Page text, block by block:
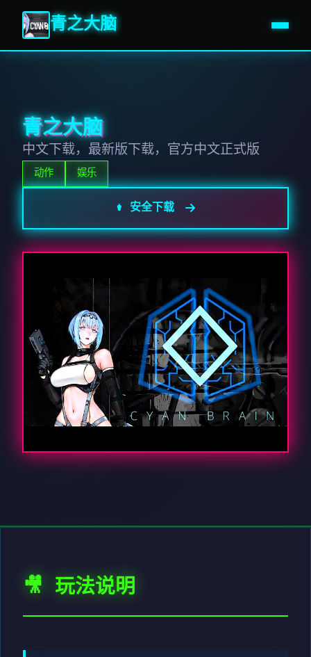
青之大脑
青之大脑
中文下载，最新版下载，官方中文正式版
动作 娱乐
⚱️ 安全下载
🎥 玩法说明